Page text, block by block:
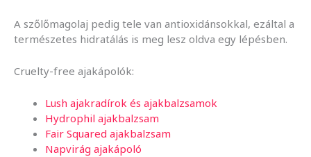
A szőlőmagolaj pedig tele van antioxidánsokkal, ezáltal a
természetes hidratálás is meg lesz oldva egy lépésben.
Cruelty-free ajakápolók:
Lush ajakradírok és ajakbalzsamok
Hydrophil ajakbalzsam
Fair Squared ajakbalzsam
Napvirág ajakápoló